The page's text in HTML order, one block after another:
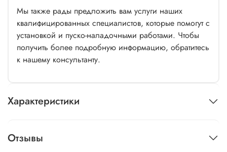
Мы также рады предложить вам услуги наших
квалифицированных специалистов, которые помогут с
установкой и пуско-наладочными работами. Чтобы
получить более подробную информацию, обратитесь
к нашему консультанту.
Характеристики
Отзывы